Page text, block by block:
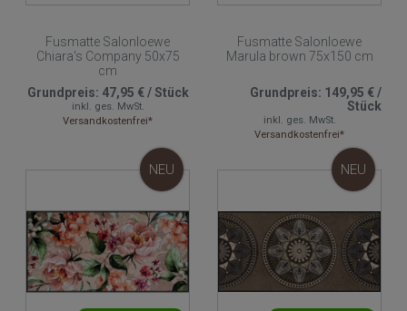
Fusmatte Salonloewe
Chiara's Company 50x75
cm
Grundpreis: 47,95 €/Stück
inkl. ges. MwSt.
Versandkostenfrei*
Fusmatte Salonloewe
Marula brown 75x150 cm
Grundpreis: 149,95 €/
Stück
inkl. ges. MwSt.
Versandkostenfrei*
NEU NEU